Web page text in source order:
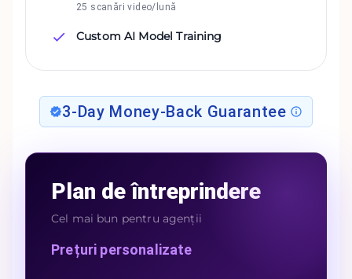
25 scanări video/lună
Custom AI Model Training
3-Day Money-Back Guarantee
Plan de întreprindere
Cel mai bun pentru agenții
Prețuri personalizate